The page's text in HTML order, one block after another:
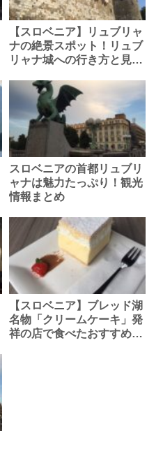
【スロベニア】リュブリャ
ナの絶景スポット！リュブ
リャナ城への行き方と見ど
スロベニアの首都リュブリ
ャナは魅力たっぷり！観光
情報まとめ
【スロベニア】ブレッド湖
名物「クリームケーキ」発
祥の店で食べたおすすめス